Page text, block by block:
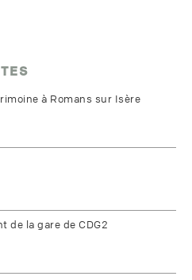
à Romans sur Isère
de la gare de CDG2